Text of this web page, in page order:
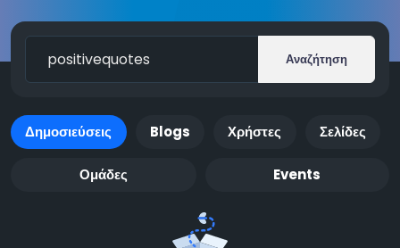
Αναζήτηση
Δημοσιεύσεις Blogs Χρήστες Σελίδες
Ομάδες Events